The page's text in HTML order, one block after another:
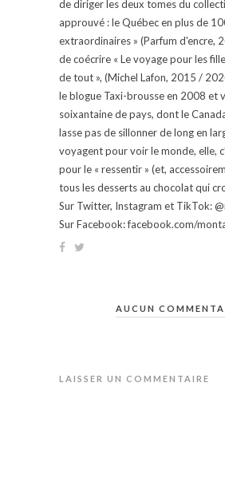
de diriger les deux tomes du
approuvé : le Québec en plus de
extraordinaires » (Parfum d'encre,
de coécrire « Le voyage pour les
de tout », (Michel Lafon, 2015 /
le blogue Taxi-brousse en 2008 et
soixantaine de pays, dont le
lasse pas de sillonner de long en
voyagent pour voir le monde, elle,
pour le « ressentir » (et,
tous les desserts au chocolat qui
Sur Twitter, Instagram et TikTok:
Sur Facebook: facebook.com/
AUCUN
LAISSER UN COMMENTAIRE